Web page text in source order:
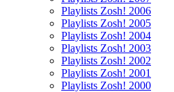
Playlists Zosh! 2006
Playlists Zosh! 2005
Playlists Zosh! 2004
Playlists Zosh! 2003
Playlists Zosh! 2002
Playlists Zosh! 2001
Playlists Zosh! 2000